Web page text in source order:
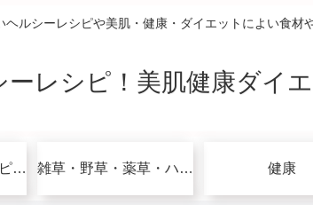
ルシーレシピや美肌・健康・ダイエットによい食
レシピ！美肌健康ダイ
グルテンフリーレシピで美肌健康ダイエット！ 雑草・野草・薬草・ハーブ 健康